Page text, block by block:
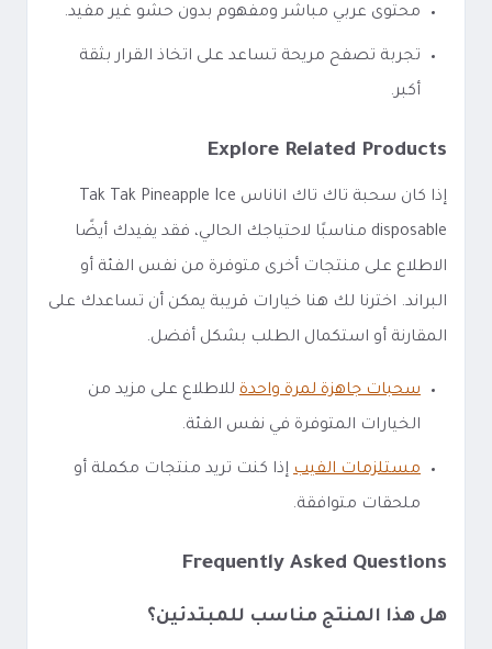
محتوى عربي مباشر ومفهوم بدون حشو غير مفيد.
تجربة تصفح مريحة تساعد على اتخاذ القرار بثقة
أكبر.
Explore Related Products
إذا كان سحبة تاك تاك اناناس Tak Tak Pineapple Ice
disposable مناسبًا لاحتياجك الحالي، فقد يفيدك أيضًا
الاطلاع على منتجات أخرى متوفرة من نفس الفئة أو
البراند. اخترنا لك هنا خيارات قريبة يمكن أن تساعدك على
المقارنة أو استكمال الطلب بشكل أفضل.
سحبات جاهزة لمرة واحدة للاطلاع على مزيد من
الخيارات المتوفرة في نفس الفئة.
مستلزمات الفيب إذا كنت تريد منتجات مكملة أو
ملحقات متوافقة.
Frequently Asked Questions
هل هذا المنتج مناسب للمبتدئين؟